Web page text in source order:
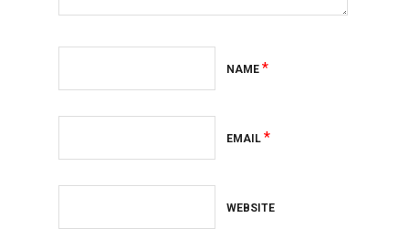
NAME *
EMAIL *
WEBSITE